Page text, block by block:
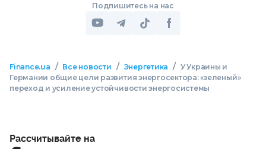
Подпишитесь на нас
Finance.ua / Все новости / Энергетика / У Украины и
Германии общие цели развития энергосектора: «зеленый»
переход и усиление устойчивости энергосистемы
Рассчитывайте на